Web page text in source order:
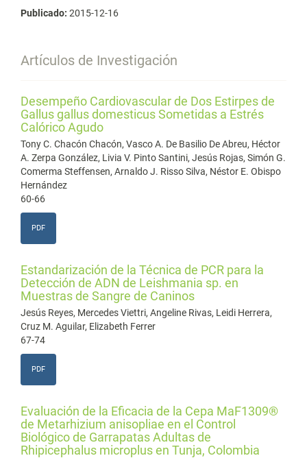
Publicado: 2015-12-16
Artículos de Investigación
Desempeño Cardiovascular de Dos Estirpes de
Gallus gallus domesticus Sometidas a Estrés
Calórico Agudo
Tony C. Chacón Chacón, Vasco A. De Basilio De Abreu, Héctor
A. Zerpa González, Livia V. Pinto Santini, Jesús Rojas, Simón G.
Comerma Steffensen, Arnaldo J. Risso Silva, Néstor E. Obispo
Hernández
60-66
PDF
Estandarización de la Técnica de PCR para la
Detección de ADN de Leishmania sp. en
Muestras de Sangre de Caninos
Jesús Reyes, Mercedes Viettri, Angeline Rivas, Leidi Herrera,
Cruz M. Aguilar, Elizabeth Ferrer
67-74
PDF
Evaluación de la Eficacia de la Cepa MaF1309®
de Metarhizium anisopliae en el Control
Biológico de Garrapatas Adultas de
Rhipicephalus microplus en Tunja, Colombia